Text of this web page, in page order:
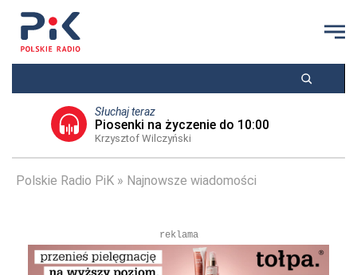
Słuchaj teraz
Piosenki na życzenie do 10:00
Krzysztof Wilczyński
Polskie Radio PiK Najnowsze wiadomości
reklama